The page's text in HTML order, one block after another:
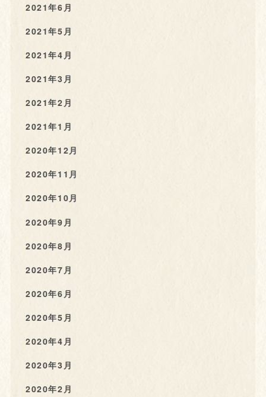
2021年6月
2021年5月
2021年4月
2021年3月
2021年2月
2021年1月
2020年12月
2020年11月
2020年10月
2020年9月
2020年8月
2020年7月
2020年6月
2020年5月
2020年4月
2020年3月
2020年2月